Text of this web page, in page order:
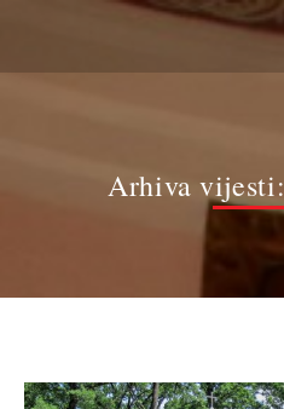
Arhiva vijesti: